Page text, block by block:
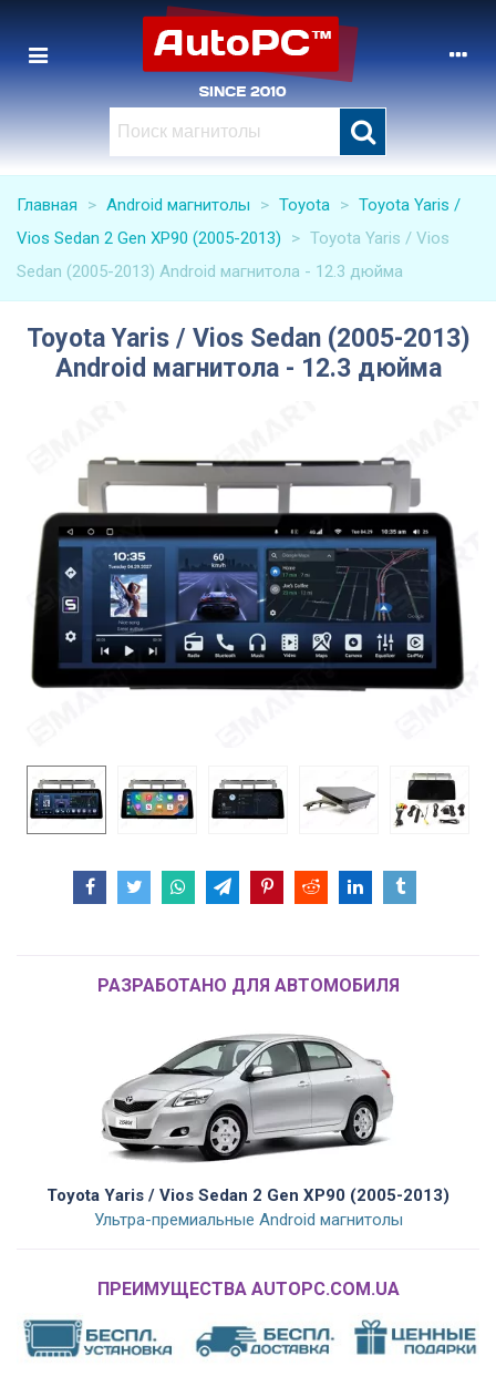
Главная > Android магнитолы > Toyota > Toyota Yaris /
Vios Sedan 2 Gen XP90 (2005-2013)
> Toyota Yaris / Vios
Sedan (2005-2013) Android магнитола - 12.3 дюйма
Toyota Yaris / Vios Sedan (2005-2013)
Android магнитола - 12.3 дюйма
РАЗРАБОТАНО ДЛЯ АВТОМОБИЛЯ
Toyota Yaris / Vios Sedan 2 Gen XP90 (2005-2013)
Ультра-премиальные Android магнитолы
ПРЕИМУЩЕСТВА AUTOPC.COM.UA